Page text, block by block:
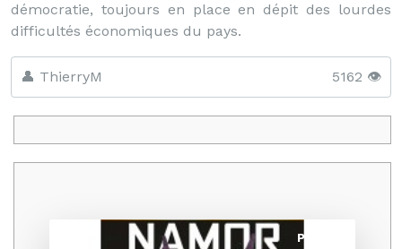
démocratie, toujours en place en dépit des lourdes
difficultés économiques du pays.
👤 ThierryM 5162 👁️
Promo